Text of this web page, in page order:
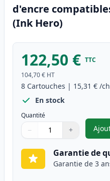
d'encre
(Ink Hero)
122,50 € TTC
104,70 € HT
8 Cartouches | 15,31 € /
En stock
Quantité
Quantité
Utilisez les boutons pour
− +
Quantité
Garantie de
Garantie de 3